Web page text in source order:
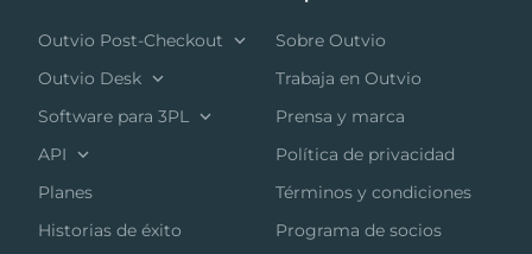
Outvio Post-Checkout
Outvio Desk
Software para 3PL
API
Planes
Historias de éxito
Sobre Outvio
Trabaja en Outvio
Prensa y marca
Política de privacidad
Términos y condiciones
Programa de socios